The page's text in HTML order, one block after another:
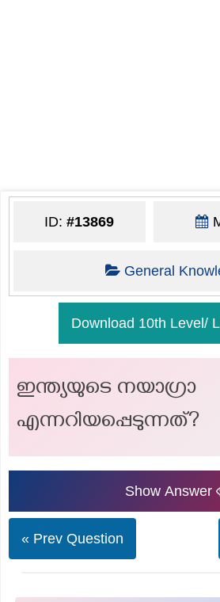
ID:#13869
General
Download 10th Level/
ഇന്ത്യയുടെ നയാഗ്രാ
എന്നറിയപ്പെടുന്നത്?
Show Answer
« Prev Question